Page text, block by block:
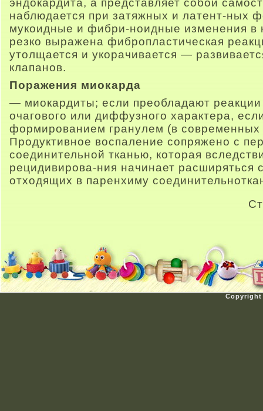
эндокардита, а представляет собой
наблюдается при затяжных и латент-ных
мукоидные и фибри-ноидные изменения в
резко выражена фибропластическая
утолщается и укорачивается —
клапанов.
Поражения миокарда
— миокардиты; если преобладают
очагового или диффузного характера,
формированием гранулем (в современных
Продуктивное воспаление сопряжено с
соединительной тканью, которая
рецидивирова-ния начинает
отходящих в паренхиму